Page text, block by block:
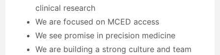
clinical research
We are focused on MCED access
We see promise in precision medicine
We are building a strong culture and team